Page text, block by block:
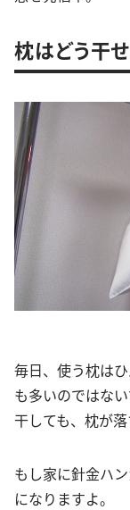
枕はどう干
毎日、使う枕は
も多いのではな
干しても、枕が
もし家に針金ハ
になりますよ。